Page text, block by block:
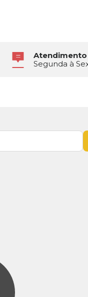
Atendimento
Segunda à